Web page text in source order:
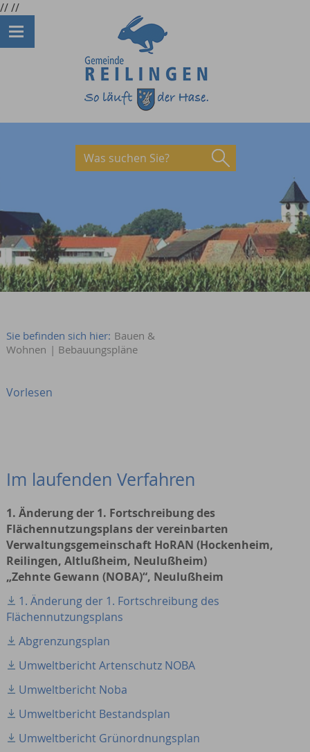
////
Was suchen Sie?
Sie befinden sich hier: Bauen &
Wohnen | Bebauungspläne
Vorlesen
Im laufenden Verfahren
1. Änderung der 1. Fortschreibung des
Flächennutzungsplans der vereinbarten
Verwaltungsgemeinschaft HoRAN (Hockenheim,
Reilingen, Altlußheim, Neulußheim)
„Zehnte Gewann (NOBA)“, Neulußheim
1. Änderung der 1. Fortschreibung des
Flächennutzungsplans
Abgrenzungsplan
Umweltbericht Artenschutz NOBA
Umweltbericht Noba
Umweltbericht Bestandsplan
Umweltbericht Grünordnungsplan